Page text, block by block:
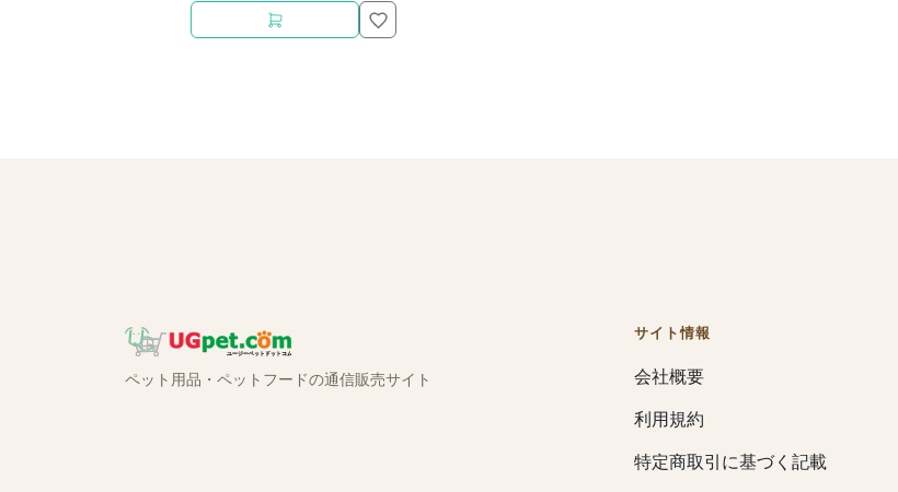
ペット用品・ペットフードの通信販売サイト
サイト情報
会社概要
利用規約
特定商取引に基づく記載